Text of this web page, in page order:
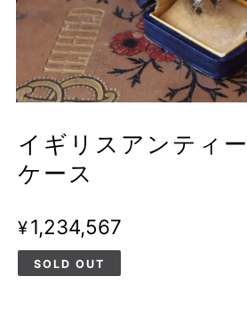
イギリスアンティ
ケース
¥1,234,567
SOLD OUT